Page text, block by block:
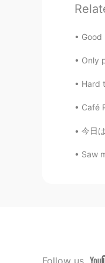
Good
Only
Hard
Café
今日は長崎
Saw
Follow us